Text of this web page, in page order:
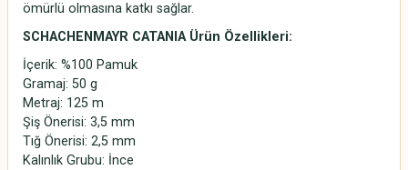
ömürlü olmasına katkı sağlar.
SCHACHENMAYR CATANIA Ürün Özellikleri:
İçerik: %100 Pamuk
Gramaj: 50 g
Metraj: 125 m
Şiş Önerisi: 3,5 mm
Tığ Önerisi: 2,5 mm
Kalınlık Grubu: İnce